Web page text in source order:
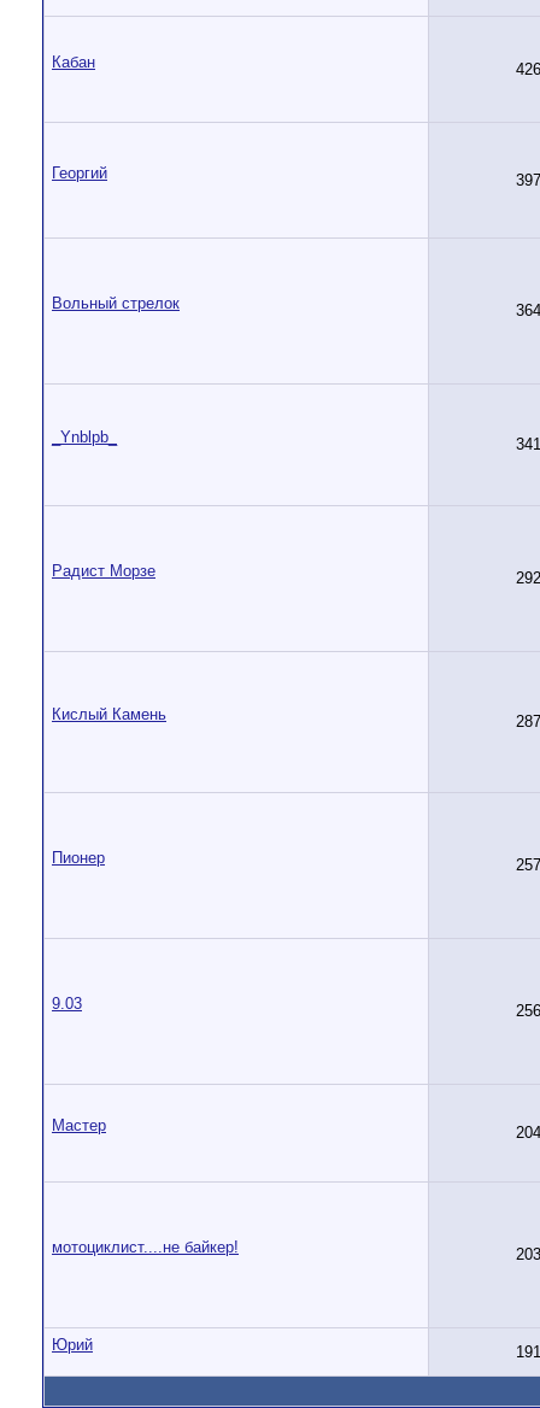
Кабан 426
Георгий 397
Вольный стрелок 364
_Ynblpb_ 341
Радист Морзе 292
Кислый Камень 287
Пионер 257
9.03 256
Мастер 204
мотоциклист....не байкер! 203
Юрий 191